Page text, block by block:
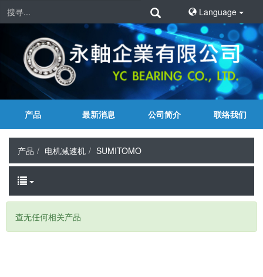
Language
产品 最新消息 公司简介 联络我们
产品 电机减速机 SUMITOMO
查无任何相关产品